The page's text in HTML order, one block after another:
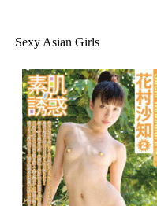
Sexy Asian Girls